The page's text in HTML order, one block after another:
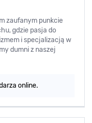
zaufanym punkcie
gdzie pasja do
i specjalizacją w
dumni z naszej
online.